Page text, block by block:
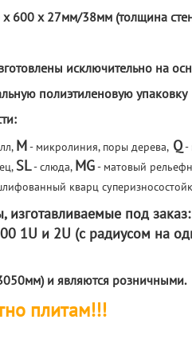
600 х 27мм/38мм (толщина
исключительно на
полиэтиленовую упаковку
M- микролиния, поры дерева, Q-
SL- слюда, MG- матовый
кварц
изготавливаемые под
1U и 2U (с радиусом на
и являются розничными.
плитам!!!